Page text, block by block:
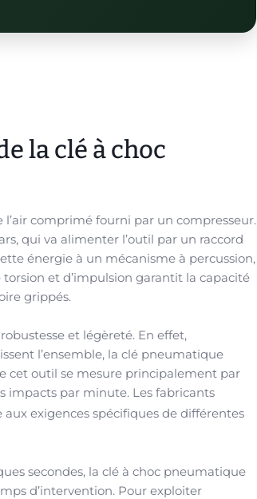
la clé à choc
comprimé fourni par un compresseur.
qui va alimenter l’outil par un raccord
énergie à un mécanisme à percussion,
et d’impulsion garantit la capacité
grippés.
et légèreté. En effet,
l’ensemble, la clé pneumatique
cet outil se mesure principalement par
impacts par minute. Les fabricants
exigences spécifiques de différentes
secondes, la clé à choc pneumatique
d’intervention. Pour exploiter